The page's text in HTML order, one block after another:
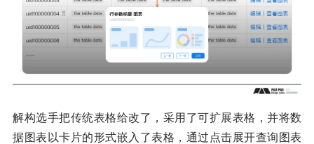
解构选手把传统表格给改了，采用了可扩展表格，并将数
据图表以卡片的形式嵌入了表格，通过点击展开查询图表